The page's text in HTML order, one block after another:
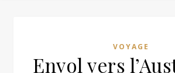
VOYAGE
Envol vers